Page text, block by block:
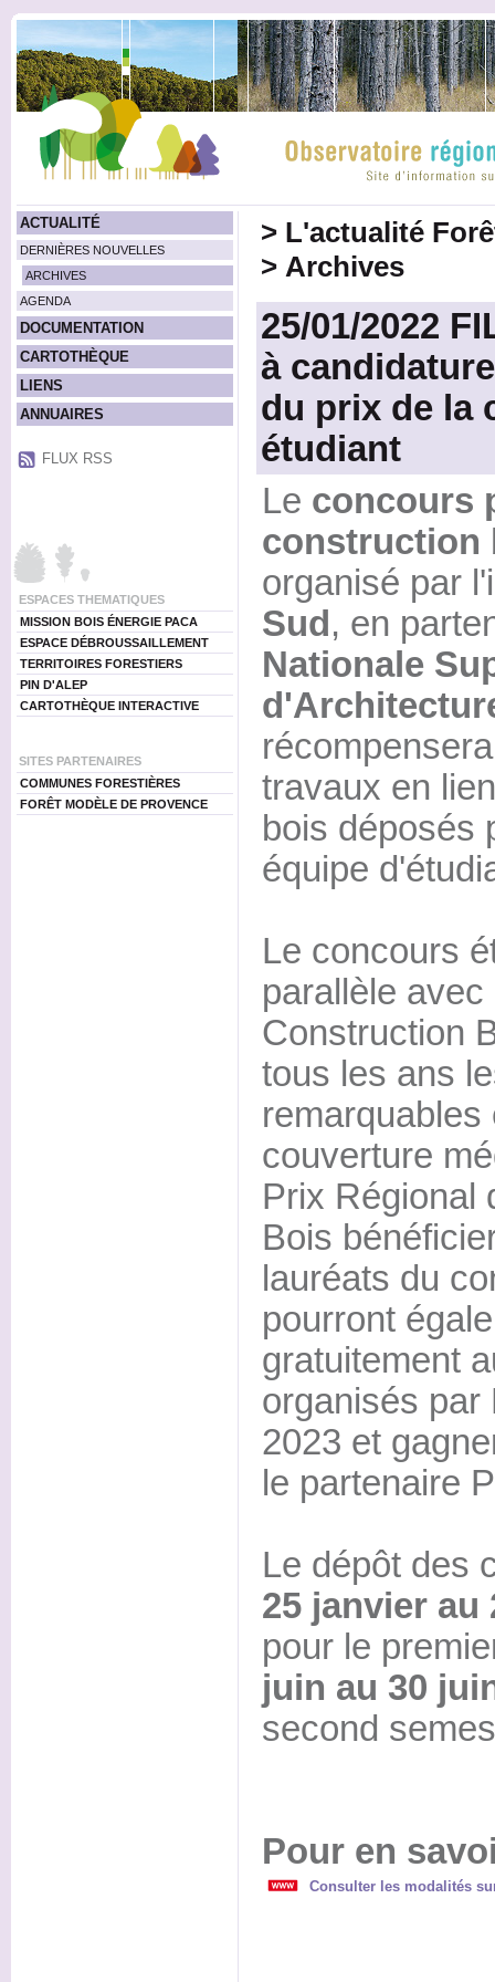
ACTUALITÉ
DERNIÈRES NOUVELLES
ARCHIVES
AGENDA
DOCUMENTATION
CARTOTHÈQUE
LIENS
ANNUAIRES
FLUX RSS
ESPACES THEMATIQUES
MISSION BOIS ÉNERGIE PACA
ESPACE DÉBROUSSAILLEMENT
TERRITOIRES FORESTIERS
PIN D'ALEP
CARTOTHÈQUE INTERACTIVE
SITES PARTENAIRES
COMMUNES FORESTIÈRES
FORÊT MODÈLE DE PROVENCE
> L'actualité
> Archives
25/01/2022
à
du prix de la
étudiant
Le concours
construction
organisé par
Sud , en
Nationale
travaux en
bois déposés
équipe
Le concours
parallèle
Construction
tous les ans
remarquables
couverture
Prix Régional
Bois
lauréats du
pourront
gratuitement
organisés par
2023 et
le partenaire
Le dépôt des
25 janvier au
pour le
juin au 30
second
Pour en
Consulter les modalités